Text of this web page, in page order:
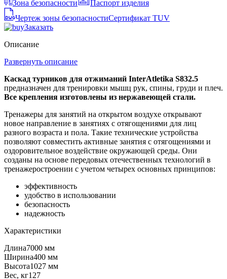
Зона безопасности
Паспорт изделия
Чертеж зоны безопасностиСертификат TUV
Заказать
Описание
Развернуть описание
Каскад турников для отжиманий InterAtletika S832.5
предназначен для тренировки мышц рук, спины, груди и плеч.
Все крепления изготовлены из нержавеющей стали.
Тренажеры для занятий на открытом воздухе открывают
новое направление в занятиях с отягощениями для лиц
разного возраста и пола. Такие технические устройства
позволяют совместить активные занятия с отягощениями и
оздоровительное воздействие окружающей среды. Они
созданы на основе передовых отечественных технологий в
тренажеростроении с учетом четырех основных принципов:
эффективность
удобство в использовании
безопасность
надежность
Характеристики
Длина7000 мм
Ширина400 мм
Высота1027 мм
Вес, кг127